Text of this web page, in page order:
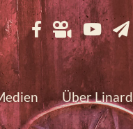
Über Linard